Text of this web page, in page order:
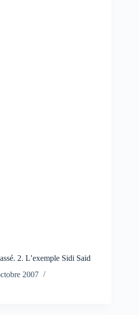
2. L’exemple Sidi Said
2007